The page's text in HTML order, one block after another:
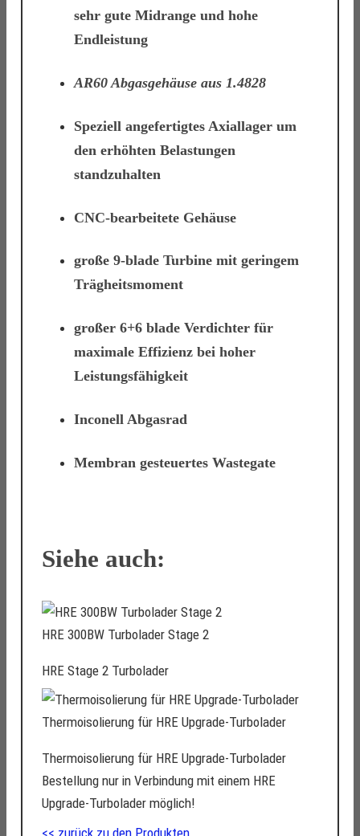
sehr gute Midrange und hohe
Endleistung
AR60 Abgasgehäuse aus 1.4828
Speziell angefertigtes Axiallager um
den erhöhten Belastungen
standzuhalten
CNC-bearbeitete Gehäuse
große 9-blade Turbine mit geringem
Trägheitsmoment
großer 6+6 blade Verdichter für
maximale Effizienz bei hoher
Leistungsfähigkeit
Inconell Abgasrad
Membran gesteuertes Wastegate
Siehe auch:
HRE 300BW Turbolader Stage 2
HRE Stage 2 Turbolader
Thermoisolierung für HRE Upgrade-Turbolader
Thermoisolierung für HRE Upgrade-Turbolader
Bestellung nur in Verbindung mit einem HRE
Upgrade-Turbolader möglich!
<< zurück zu den Produkten